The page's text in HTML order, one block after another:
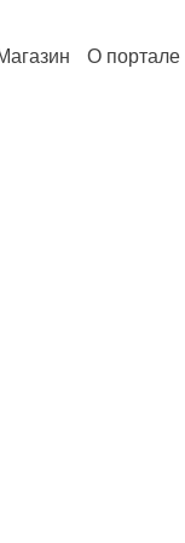
О портале